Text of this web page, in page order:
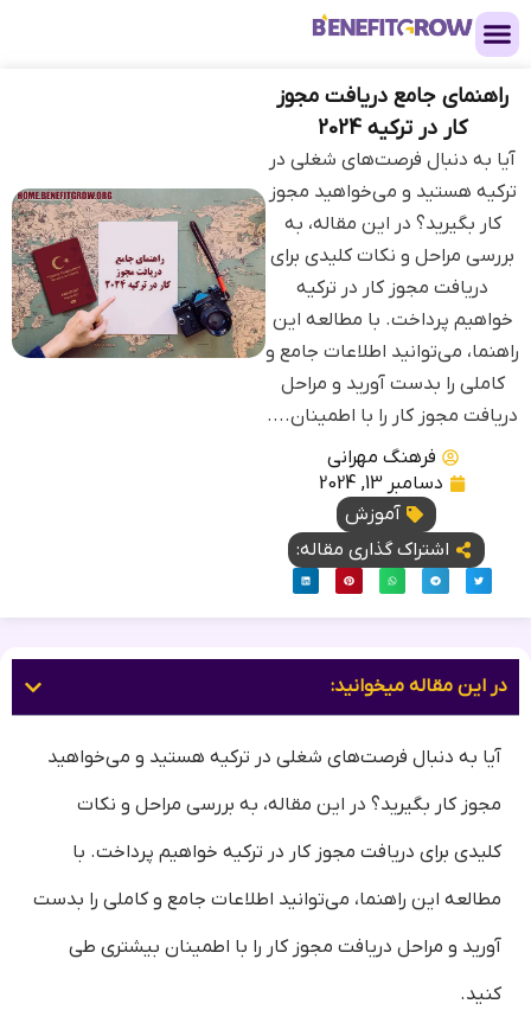
راهنمای جامع دریافت مجوز
کار در ترکیه 2024
آیا به دنبال فرصت‌های شغلی در
ترکیه هستید و می‌خواهید مجوز
کار بگیرید؟ در این مقاله، به
بررسی مراحل و نکات کلیدی برای
دریافت مجوز کار در ترکیه
خواهیم پرداخت. با مطالعه این
راهنما، می‌توانید اطلاعات جامع و
کاملی را بدست آورید و مراحل
دریافت مجوز کار را با اطمینان....
فرهنگ مهرانی
دسامبر 13, 2024
آموزش
اشتراک گذاری مقاله:
در این مقاله میخوانید:
آیا به دنبال فرصت‌های شغلی در ترکیه هستید و می‌خواهید
مجوز کار بگیرید؟ در این مقاله، به بررسی مراحل و نکات
کلیدی برای دریافت مجوز کار در ترکیه خواهیم پرداخت. با
مطالعه این راهنما، می‌توانید اطلاعات جامع و کاملی را بدست
آورید و مراحل دریافت مجوز کار را با اطمینان بیشتری طی
کنید.